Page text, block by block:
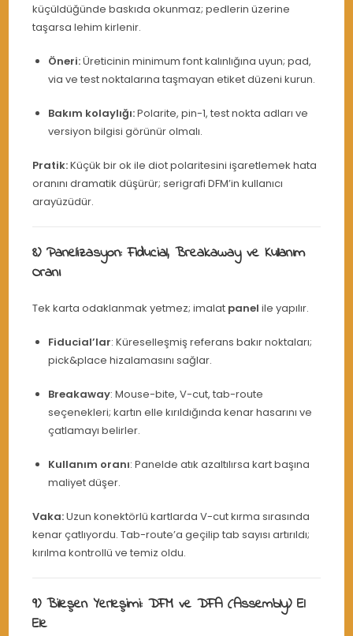
küçüldüğünde baskıda okunmaz; pedlerin üzerine
taşarsa lehim kirlenir.
Öneri:Üreticinin minimum font kalınlığına uyun; pad,
via ve test noktalarına taşmayan etiket düzeni kurun.
Bakım kolaylığı:Polarite, pin-1, test nokta adları ve
versiyon bilgisi görünür olmalı.
Pratik:Küçük bir ok ile diot polaritesini işaretlemek hata
oranını dramatik düşürür; serigrafi DFM’in kullanıcı
arayüzüdür.
8) Panelizasyon: Fiducial, Breakaway ve Kullanım
Oranı
Tek karta odaklanmak yetmez; imalat panel ile yapılır.
Fiducial’lar: Küreselleşmiş referans bakır noktaları;
pick&place hizalamasını sağlar.
Breakaway: Mouse-bite, V-cut, tab-route
seçenekleri; kartın elle kırıldığında kenar hasarını ve
çatlamayı belirler.
Kullanım oranı: Panelde atık azaltılırsa kart başına
maliyet düşer.
Vaka:Uzun konektörlü kartlarda V-cut kırma sırasında
kenar çatlıyordu. Tab-route’a geçilip tab sayısı artırıldı;
kırılma kontrollü ve temiz oldu.
9) Bileşen Yerleşimi: DFM ve DFA (Assembly) El
Ele